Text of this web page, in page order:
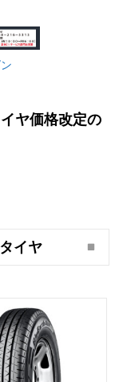
ヤ価格改定の
イヤ